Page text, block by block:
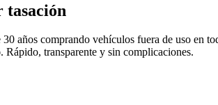
tasación
años comprando vehículos fuera de uso en
transparente y sin complicaciones.